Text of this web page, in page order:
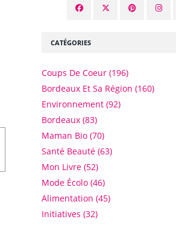
CATÉGORIES
Coups De Coeur (196)
Bordeaux Et Sa Région (160)
Environnement (92)
Bordeaux (83)
Maman Bio (70)
Santé Beauté (63)
Mon Livre (52)
Mode Écolo (46)
Alimentation (45)
Initiatives (32)